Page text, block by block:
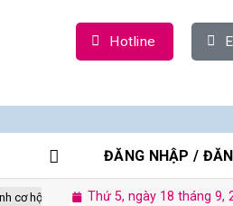
Hotline
ĐĂNG NHẬP /
Cách tiếp cận toàn diện để thể hiện độ
Thứ 5, ngày 18 tháng 9,